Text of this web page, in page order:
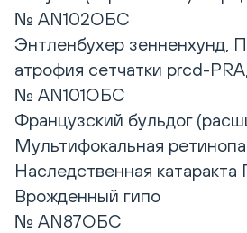
№ AN102ОБС
Энтленбухер зенненхунд,
атрофия сетчатки prcd-
№ AN101ОБС
Французский бульдог
Мультифокальная
Наследственная катаракта
Врожденный гипо
№ AN87ОБС